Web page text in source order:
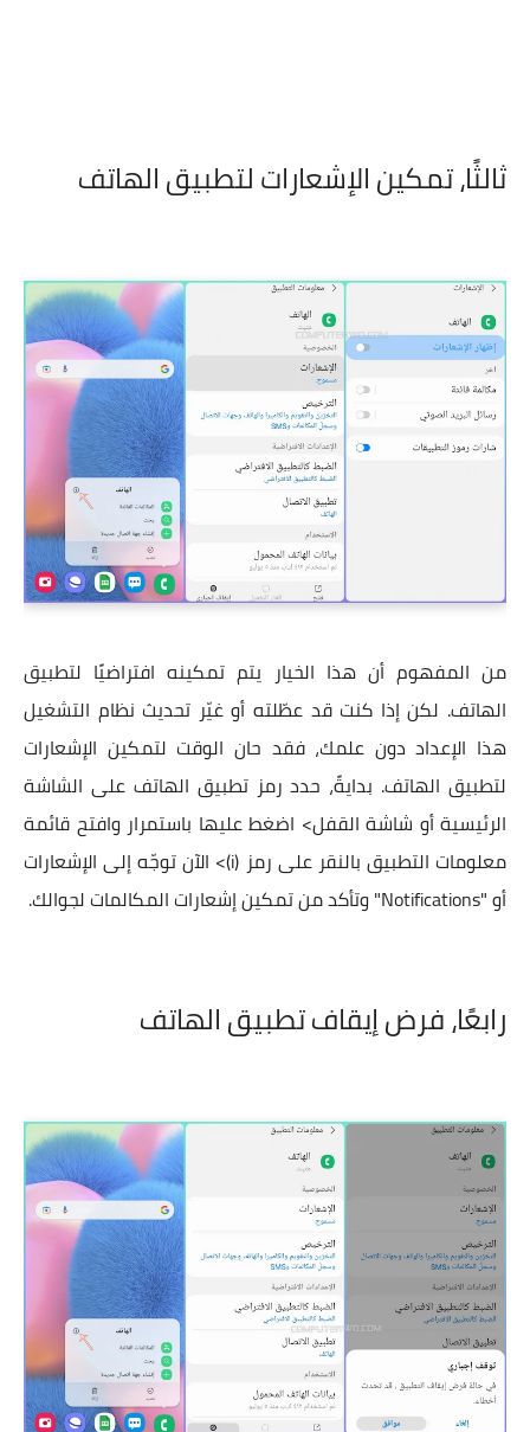
ثالثًا،تمكين الإشعارات لتطبيق الهاتف
من المفهوم أن هذا الخيار يتم تمكينه افتراضيًا لتطبيق
الهاتف. لكن إذا كنت قد عطّلته أو غيّر تحديث نظام التشغيل
هذا الإعداد دون علمك، فقد حان الوقت لتمكين الإشعارات
لتطبيق الهاتف. بدايةً، حدد رمز تطبيق الهاتف على الشاشة
الرئيسية أو شاشة القفل> اضغط عليها باستمرار وافتح قائمة
معلومات التطبيق بالنقر على رمز (i)> الآن توجّه إلى الإشعارات
أو "Notifications" وتأكد من تمكين إشعارات المكالمات لجوالك.
رابعًا،فرض إيقاف تطبيق الهاتف